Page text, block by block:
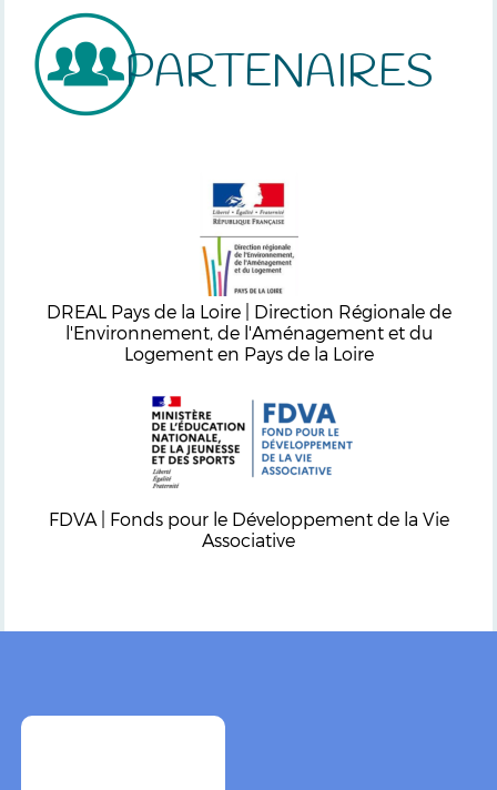
PARTENAIRES
DREAL Pays de la Loire | Direction Régionale de
l'Environnement, de l'Aménagement et du
Logement en Pays de la Loire
FDVA | Fonds pour le Développement de la Vie
Associative